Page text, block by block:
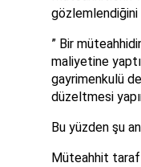
gözlemlendiğini
” Bir
maliyetine
gayrimenkulü
düzeltmesi
Bu yüzden şu
Müteahhit